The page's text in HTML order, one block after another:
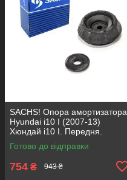
SACHS! Опора амортизатора
Hyundai i10 I (2007-13)
Хюндай i10 I. Передня.
SM5818 , 801063 , KB689.27 ,
VKDA88511
Готово до відправки
754 ₴ 943 ₴